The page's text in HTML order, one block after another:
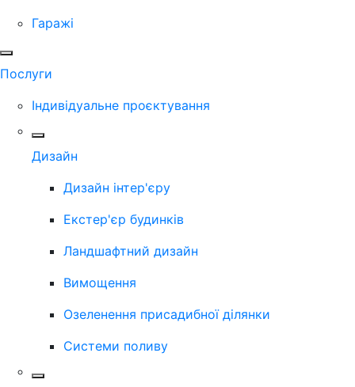
Гаражі
Послуги
Індивідуальне проєктування
Дизайн
Дизайн інтер'єру
Екстер'єр будинків
Ландшафтний дизайн
Вимощення
Озеленення присадибної ділянки
Системи поливу